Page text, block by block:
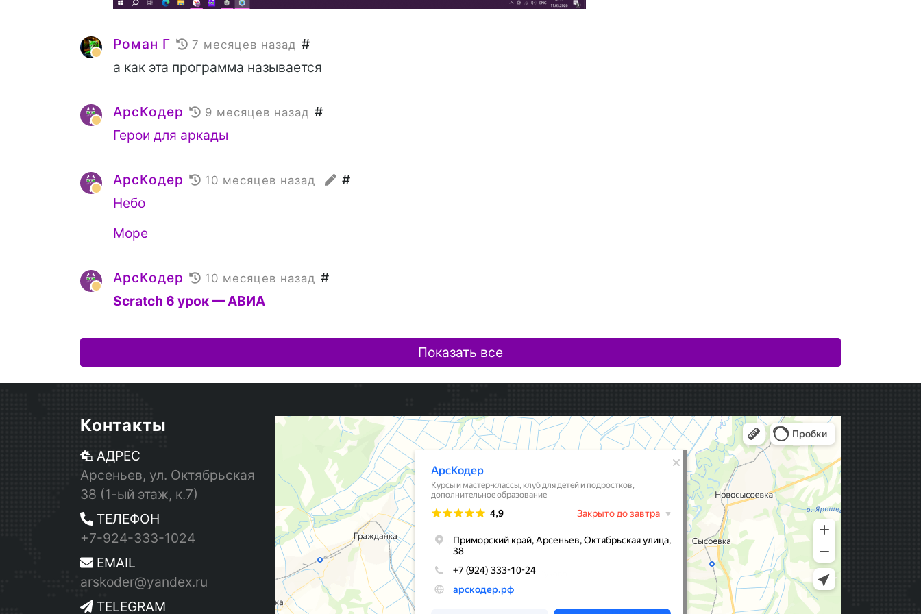
Роман Г 7 месяцев назад #
а как эта программа называется
АрсКодер 9 месяцев назад #
Герои для аркады
АрсКодер 10 месяцев назад
#
Небо
Море
АрсКодер 10 месяцев назад #
Scratch 6 урок — АВИА
Показать все
Контакты
АДРЕС
Арсеньев, ул. Октябрьская
38 (1-ый этаж, к.7)
ТЕЛЕФОН
+7-924-333-1024
EMAIL
arskoder@yandex.ru
TELEGRAM